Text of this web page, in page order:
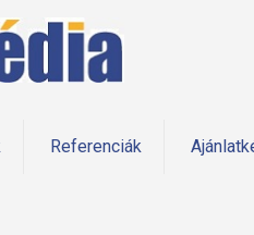
Referenciák